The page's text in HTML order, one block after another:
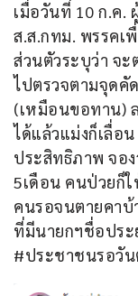
เมื่อวันที่ 10 ก.ค.
ส.ส.กทม. พรรคเ
ส่วนตัวระบุว่า จะ
ไปตรวจตามจุดคั
(เหมือนขอทาน)
ได้แล้วแม่งก็เลื่อ
ประสิทธิภาพ จอ
5เดือน คนป่วยก็ใ
คนรอจนตายคา
ที่มีนายกฯชื่อประ
#ประชาชนรอวัน